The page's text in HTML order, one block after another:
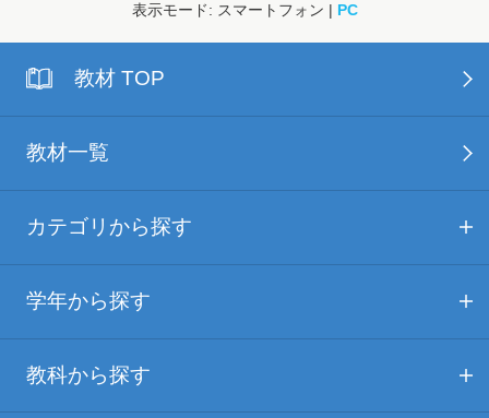
表示モード: スマートフォン | PC
教材 TOP
教材一覧
カテゴリから探す
学年から探す
教科から探す